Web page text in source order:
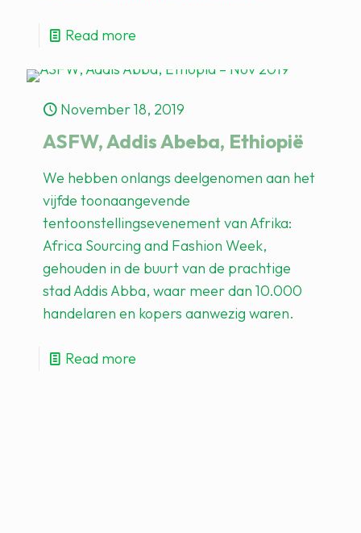
Read more
November 18, 2019
ASFW, Addis Abeba, Ethiopië
We hebben onlangs deelgenomen aan het
vijfde toonaangevende
tentoonstellingsevenement van Afrika:
Africa Sourcing and Fashion Week,
gehouden in de buurt van de prachtige
stad Addis Abba, waar meer dan 10.000
handelaren en kopers aanwezig waren.
Read more